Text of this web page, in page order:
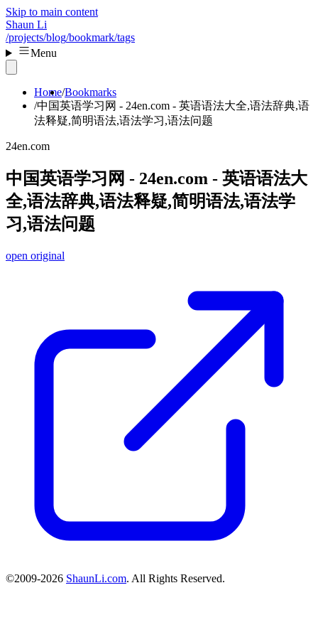
Skip to main content
Shaun Li
/projects/blog/bookmark/tags
Menu
Home Bookmarks
中国英语学习网 - 24en.com - 英语语法大全,语法辞典,语
法释疑,简明语法,语法学习,语法问题
24en.com
中国英语学习网 - 24en.com - 英语语法大
全,语法辞典,语法释疑,简明语法,语法学
习,语法问题
open original
©2009-2026 ShaunLi.com. All Rights Reserved.